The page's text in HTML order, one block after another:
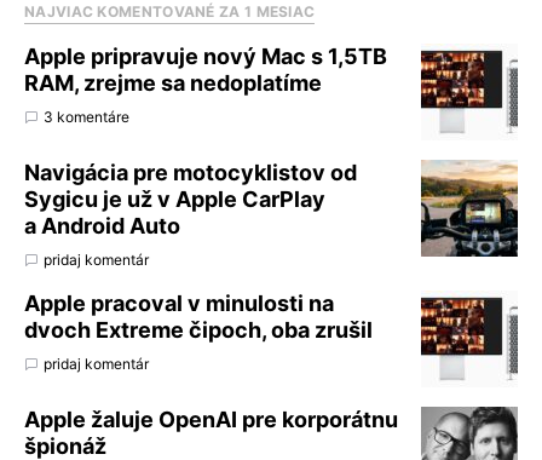
NAJVIAC KOMENTOVANÉ ZA 1 MESIAC
Apple pripravuje nový Mac s 1,5TB
RAM, zrejme sa nedoplatíme
3 komentáre
Navigácia pre motocyklistov od
Sygicu je už v Apple CarPlay
a Android Auto
pridaj komentár
Apple pracoval v minulosti na
dvoch Extreme čipoch, oba zrušil
pridaj komentár
Apple žaluje OpenAI pre korporátnu
špionáž